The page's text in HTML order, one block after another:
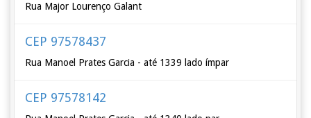
Rua Major Lourenço Galant
CEP 97578437
Rua Manoel Prates Garcia - até 1339 lado ímpar
CEP 97578142